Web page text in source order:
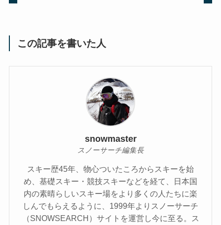
この記事を書いた人
snowmaster
スノーサーチ編集長
スキー歴45年、物心ついたころからスキーを始
め、基礎スキー・競技スキーなどを経て、日本国
内の素晴らしいスキー場をより多くの人たちに楽
しんでもらえるように、1999年よりスノーサーチ
（SNOWSEARCH）サイトを運営し今に至る。ス